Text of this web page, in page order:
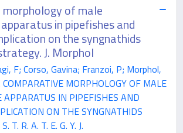
of male
in pipefishes and
on the syngnathids
J. Morphol
F; Corso, Gavina; Franzoi, P; Morphol,
COMPARATIVE MORPHOLOGY OF MALE
APPARATUS IN PIPEFISHES AND
ON THE SYNGNATHIDS
T. R. A. T. E. G. Y. J.